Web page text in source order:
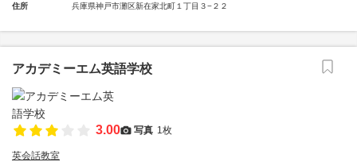
住所 兵庫県神戸市灘区新在家北町１丁目３−２２
アカデミーエム英語学校
3.00 写真 1枚
英会話教室